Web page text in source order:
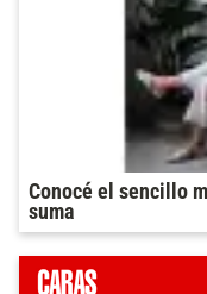
Conocé el sencillo
suma